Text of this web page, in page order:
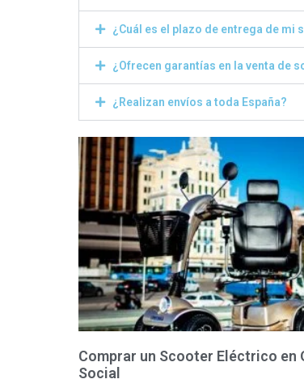
¿Cuál es el plazo de entrega de mi
¿Ofrecen garantías en la venta de
¿Realizan envíos a toda España?
Comprar un Scooter Eléctrico en
Social